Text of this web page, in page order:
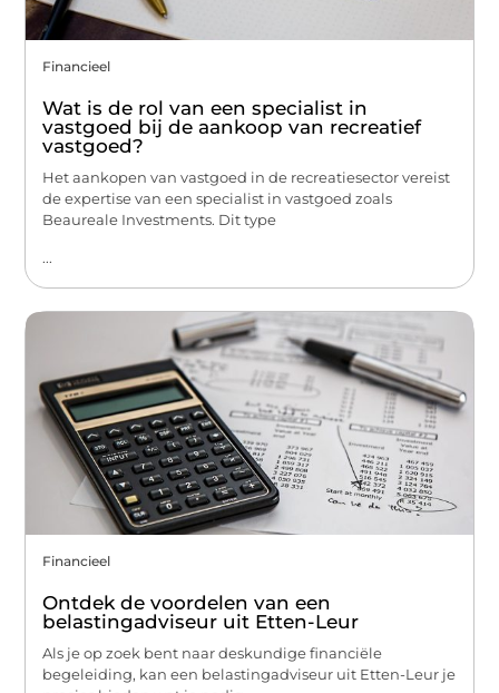
Financieel
Wat is de rol van een specialist in
vastgoed bij de aankoop van recreatief
vastgoed?
Het aankopen van vastgoed in de recreatiesector vereist
de expertise van een specialist in vastgoed zoals
Beaureale Investments. Dit type
...
Financieel
Ontdek de voordelen van een
belastingadviseur uit Etten-Leur
Als je op zoek bent naar deskundige financiële
begeleiding, kan een belastingadviseur uit Etten-Leur je